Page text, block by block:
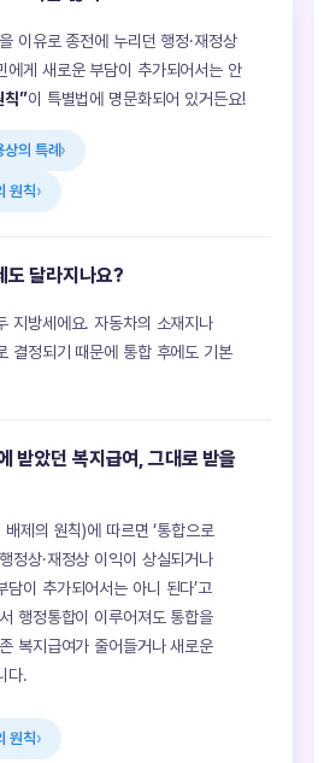
이유로 종전에 누리던 행정·재정상
에게 새로운 부담이 추가되어서는 안
칙”이 특별법에 명문화되어 있거든요!
상의 특례
원칙
도 달라지나요?
지방세에요. 자동차의 소재지나
결정되기 때문에 통합 후에도 기본
받았던 복지급여, 그대로 받을
제의 원칙)에 따르면 ‘통합으로
정상·재정상 이익이 상실되거나
담이 추가되어서는 아니 된다’고
행정통합이 이루어져도 통합을
복지급여가 줄어들거나 새로운
다.
원칙